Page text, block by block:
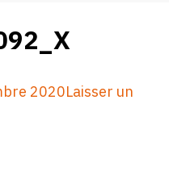
2020Laisser un